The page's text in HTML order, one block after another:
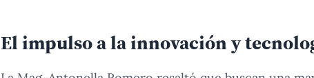
El impulso a la innovación y